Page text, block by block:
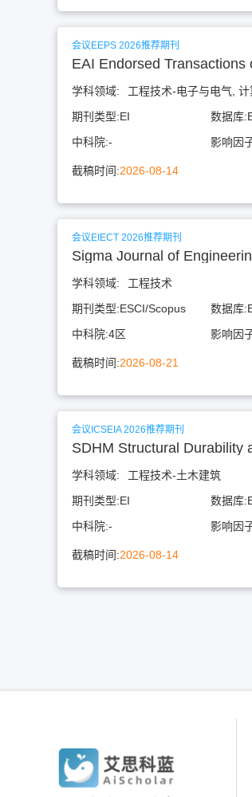
会议EEPS 2026推荐期刊
EAI Endorsed Transactions
学科领域:
工程技术-电子与电气,
期刊类型:EI 数据库:
中科院:- 影响因
截稿时间:2026-08-14
会议EIECT 2026推荐期刊
Sigma Journal of
学科领域:
工程技术
期刊类型:ESCI/Scopus 数据库:
中科院:4区 影响因
截稿时间:2026-08-21
会议ICSEIA 2026推荐期刊
SDHM Structural Durability
学科领域:
工程技术-土木建筑
期刊类型:EI 数据库:
中科院:- 影响因
截稿时间:2026-08-14